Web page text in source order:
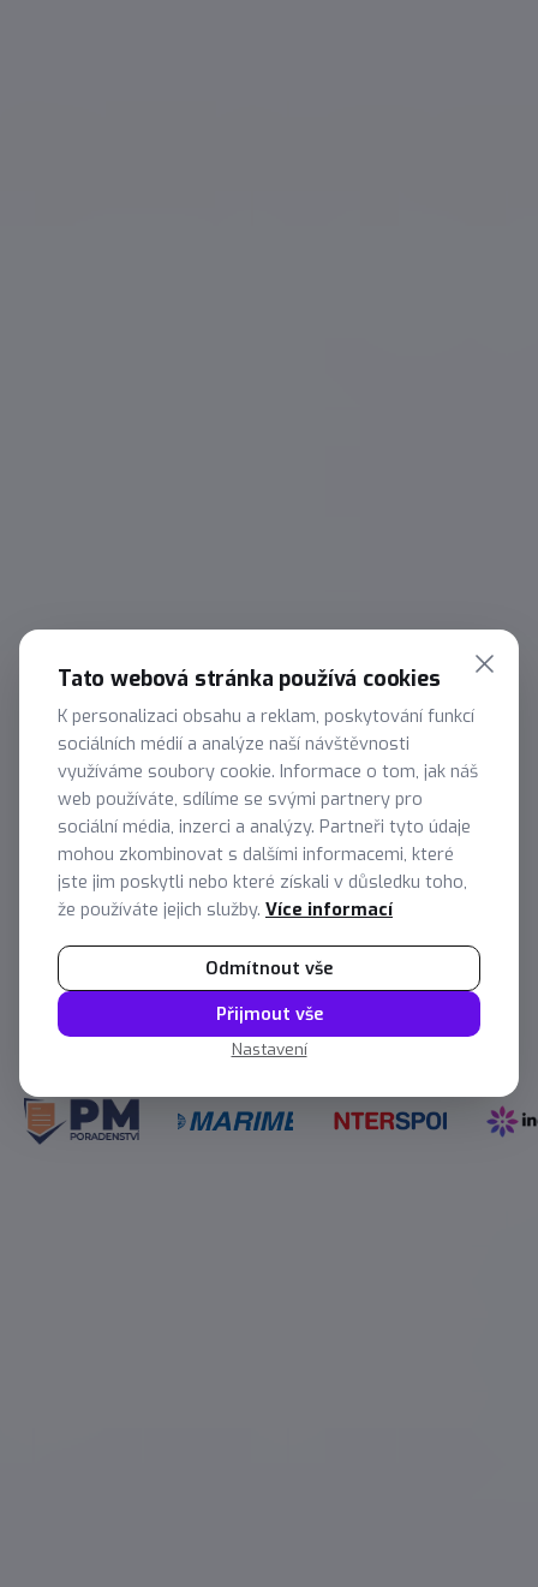
Získejte přehled o výkonu
managementu
Lorem ipsum dolor sit amet, consectetur
adipiscing elit. Suspendisse ac facilisis magna, at
tincidunt est. Maecenas iaculis leo dictum
elementum bibendum. Phasellus in dignissim
sem. Quisque at lobortis arcu. Vestibulum ante
posuere cubilia curae;
Nezávazná konzultace
Na reporty od nás spoléhají
Tato webová stránka používá cookies
K personalizaci obsahu a reklam, poskytování funkcí
sociálních médií a analýze naší návštěvnosti
využíváme soubory cookie. Informace o tom, jak náš
web používáte, sdílíme se svými partnery pro
sociální média, inzerci a analýzy. Partneři tyto údaje
mohou zkombinovat s dalšími informacemi, které
jste jim poskytli nebo které získali v důsledku toho,
že používáte jejich služby. Více informací
Nastavení
Odmítnout vše
Přijmout vše